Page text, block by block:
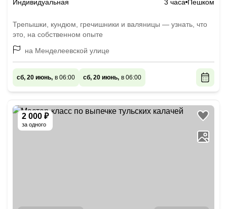
Индивидуальная 3 часа Пешком
Трепышки, кундюм, гречишники и валяницы — узнать, что
это, на собственном опыте
на Менделеевской улице
сб, 20 июнь, в 06:00 сб, 20 июнь, в 06:00
2 000 ₽
за одного